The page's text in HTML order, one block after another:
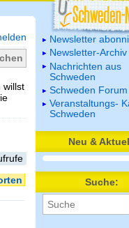
willst
Newsletter
Newsletter-Archiv
Nachrichten aus
Schweden
Schweden Forum
Veranstaltungs-
Schweden
Neu &
Suche: